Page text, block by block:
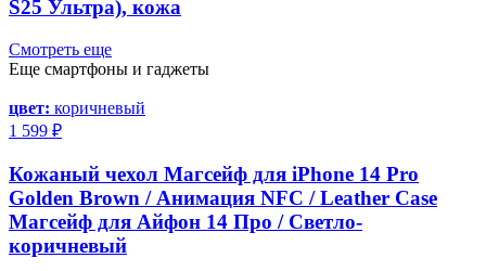
S25 Ультра), кожа
Смотреть еще
Еще смартфоны и гаджеты
цвет: коричневый
1 599 ₽
Кожаный чехол Магсейф для iPhone 14 Pro
Golden Brown / Анимация NFC / Leather Case
Магсейф для Айфон 14 Про / Светло-
коричневый